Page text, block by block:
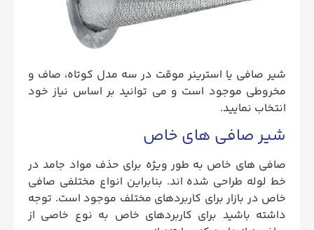
شیر صافی یا استرینر موقت در سه مدل کوتاه، صاف و
مخروطی موجود است و می توانید بر اساس نیاز خود
انتخاب نمایید.
شیر صافی های خاص
صافی های خاص به طور ویژه برای حذف مواد جامد در
خط لوله طراحی شده اند. بنابراین انواع مختلفی صافی
خاص در بازار برای کاربردهای مختلف موجود است. توجه
داشته باشید برای کاربردهای خاص به نوع خاصی از